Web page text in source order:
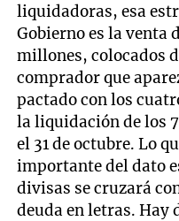
liquidadoras, esa
Gobierno es la venta
millones, colocados
comprador que
pactado con los
la liquidación de los
el 31 de octubre. Lo
importante del dato
divisas se cruzará
deuda en letras. Hay